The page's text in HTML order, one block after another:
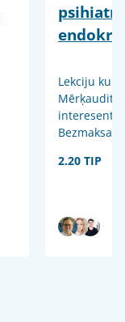
Lekciju
interesenti
Bezmaksas
2.20 TIP